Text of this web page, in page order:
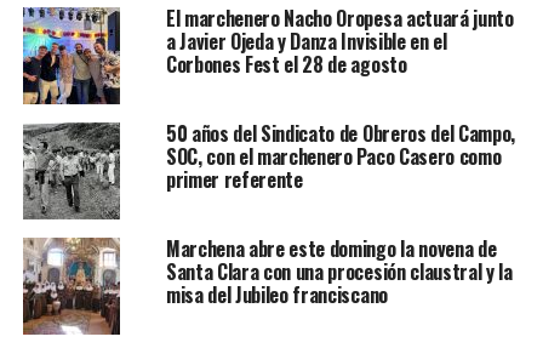
El marchenero Nacho Oropesa actuará junto
a Javier Ojeda y Danza Invisible en el
Corbones Fest el 28 de agosto
50 años del Sindicato de Obreros del Campo,
SOC, con el marchenero Paco Casero como
primer referente
Marchena abre este domingo la novena de
Santa Clara con una procesión claustral y la
misa del Jubileo franciscano